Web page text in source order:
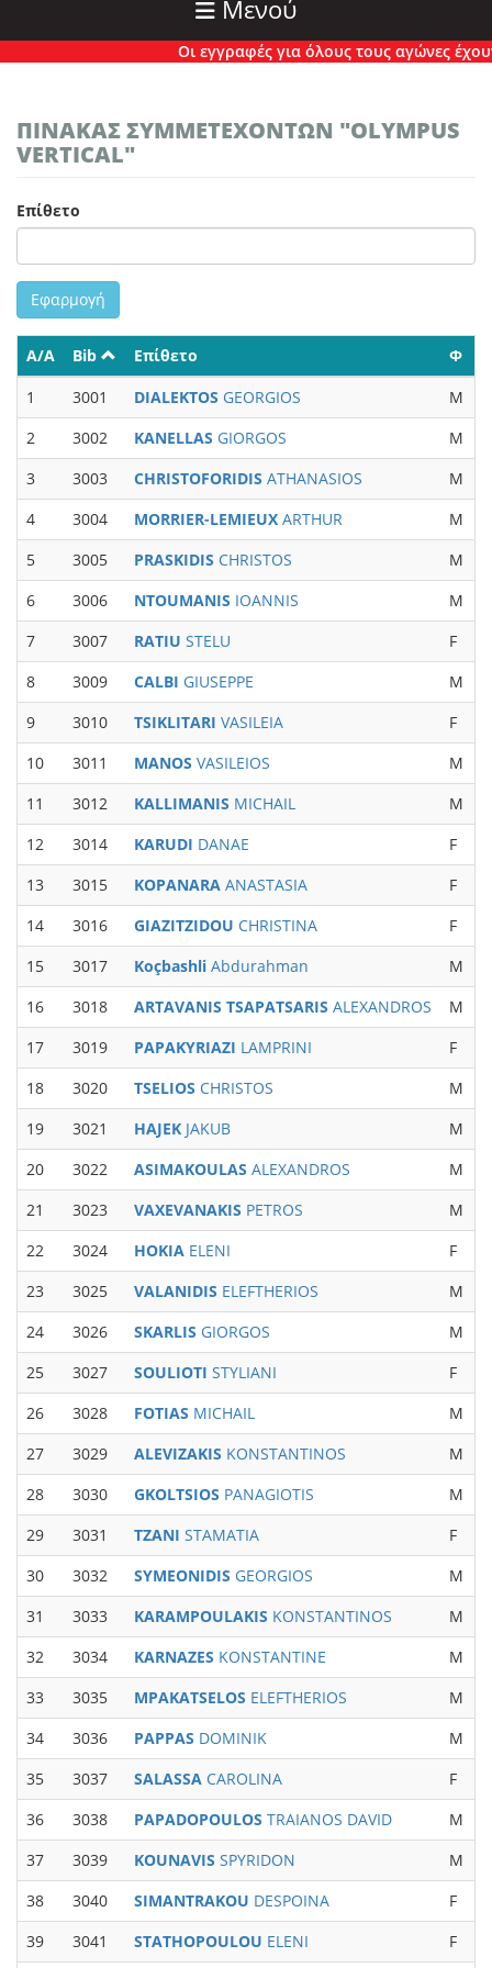
Μενού
Οι εγγραφές για όλους τους αγώνες έχουν
ΠΙΝΑΚΑΣ ΣΥΜΜΕΤΕΧΟΝΤΩΝ "OLYMPUS
VERTICAL"
Επίθετο
Εφαρμογή
Α/Α Bib Επίθετο Φ
1
3001 DIALEKTOS GEORGIOS M
2
3002 KANELLAS GIORGOS M
3
3003 CHRISTOFORIDIS ATHANASIOS M
4
3004 MORRIER-LEMIEUX ARTHUR M
5
3005 PRASKIDIS CHRISTOS M
6
3006 NTOUMANIS IOANNIS M
7
3007 RATIU STELU F
8
3009 CALBI GIUSEPPE M
9
3010 TSIKLITARI VASILEIA F
10
3011 MANOS VASILEIOS M
11
3012 KALLIMANIS MICHAIL M
12
3014 KARUDI DANAE F
13
3015 KOPANARA ANASTASIA F
14
3016 GIAZITZIDOU CHRISTINA F
15
3017 Koçbashli Abdurahman M
16
3018 ARTAVANIS TSAPATSARIS ALEXANDROS M
17
3019 PAPAKYRIAZI LAMPRINI F
18
3020 TSELIOS CHRISTOS M
19
3021 HAJEK JAKUB M
20
3022 ASIMAKOULAS ALEXANDROS M
21
3023 VAXEVANAKIS PETROS M
22
3024 HOKIA ELENI F
23
3025 VALANIDIS ELEFTHERIOS M
24
3026 SKARLIS GIORGOS M
25
3027 SOULIOTI STYLIANI F
26
3028 FOTIAS MICHAIL M
27
3029 ALEVIZAKIS KONSTANTINOS M
28
3030 GKOLTSIOS PANAGIOTIS M
29
3031 TZANI STAMATIA F
30
3032 SYMEONIDIS GEORGIOS M
31
3033 KARAMPOULAKIS KONSTANTINOS M
32
3034 KARNAZES KONSTANTINE M
33
3035 MPAKATSELOS ELEFTHERIOS M
34
3036 PAPPAS DOMINIK M
35
3037 SALASSA CAROLINA F
36
3038 PAPADOPOULOS TRAIANOS DAVID M
37
3039 KOUNAVIS SPYRIDON M
38
3040 SIMANTRAKOU DESPOINA F
39
3041 STATHOPOULOU ELENI F